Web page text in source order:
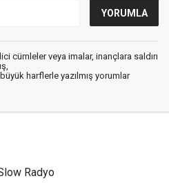
cümleler veya imalar, inançlara saldırı
harflerle yazılmış yorumlar
Radyo